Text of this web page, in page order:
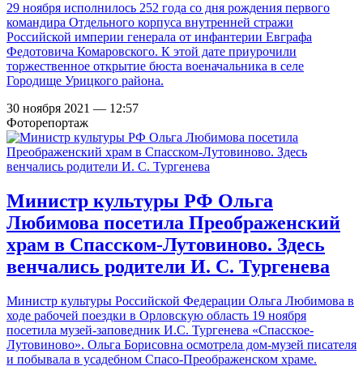
29 ноября исполнилось 252 года со дня рождения первого
командира Отдельного корпуса внутренней стражи
Российской империи генерала от инфантерии Евграфа
Федотовича Комаровского. К этой дате приурочили
торжественное открытие бюста военачальника в селе
Городище Урицкого района.
30 ноября 2021 — 12:57
Фоторепортаж
Министр культуры РФ Ольга
Любимова посетила Преображенский
храм в Спасском-Лутовиново. Здесь
венчались родители И. С. Тургенева
Министр культуры Российской Федерации Ольга Любимова в
ходе рабочей поездки в Орловскую область 19 ноября
посетила музей-заповедник И.С. Тургенева «Спасское-
Лутовиново». Ольга Борисовна осмотрела дом-музей писателя
и побывала в усадебном Спасо-Преображенском храме.